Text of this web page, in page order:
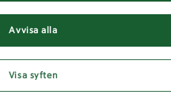
Avvisa alla
Visa syften